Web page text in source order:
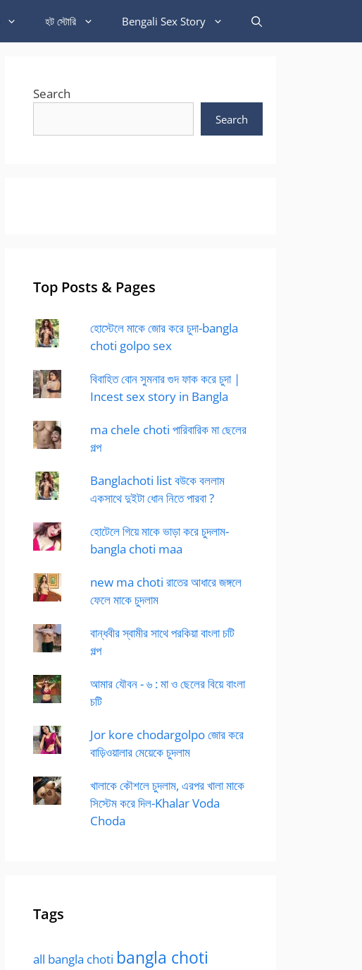
হট স্টোরি Bengali Sex Story
Search
Search
Top Posts & Pages
হোস্টেলে মাকে জোর করে চুদা-bangla
choti golpo sex
বিবাহিত বোন সুমনার গুদ ফাক করে চুদা |
Incest sex story in Bangla
ma chele choti পারিবারিক মা ছেলের
গল্প
Banglachoti list বউকে বললাম
একসাথে দুইটা ধোন নিতে পারবা ?
হোটেলে গিয়ে মাকে ভাড়া করে চুদলাম-
bangla choti maa
new ma choti রাতের আধারে জঙ্গলে
ফেলে মাকে চুদলাম
বান্ধবীর স্বামীর সাথে পরকিয়া বাংলা চটি
গল্প
আমার যৌবন - ৬ : মা ও ছেলের বিয়ে বাংলা
চটি
Jor kore chodargolpo জোর করে
বাড়িওয়ালার মেয়েকে চুদলাম
খালাকে কৌশলে চুদলাম, এরপর খালা মাকে
সিস্টেম করে দিল-Khalar Voda
Choda
Tags
all bangla choti bangla choti